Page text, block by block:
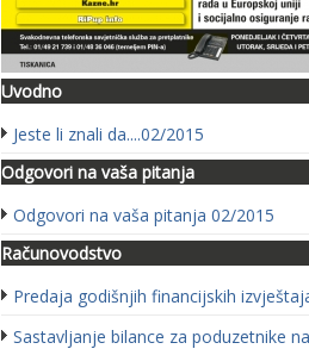
Uvodno
Jeste li znali da....02/2015
Odgovori na vaša pitanja
Odgovori na vaša pitanja 02/2015
Računovodstvo
Predaja godišnjih financijskih
Sastavljanje bilance za poduzetnike